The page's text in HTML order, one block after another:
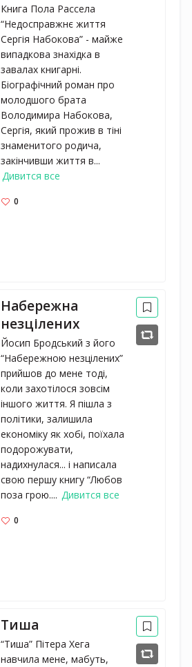
Книга Пола Рассела
“Недосправжнє життя
Сергія Набокова” - майже
випадкова знахідка в
завалах книгарні.
Біографічний роман про
молодшого брата
Володимира Набокова,
Сергія, який прожив в тіні
знаменитого родича,
закінчивши життя в...
Дивится все
0
Набережна
незцілених
Йосип Бродський з його
“Набережною незцілених”
прийшов до мене тоді,
коли захотілося зовсім
іншого життя. Я пішла з
політики, залишила
економіку як хобі, поїхала
подорожувати,
надихнулася... і написала
свою першу книгу “Любов
поза грою.... Дивится все
0
Тиша
“Тиша” Пітера Хега
навчила мене, мабуть,